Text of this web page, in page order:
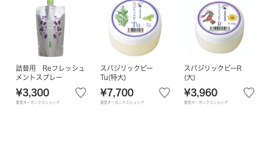
詰替用 Reフレッシュ
メントスプレー
¥3,300
豊受オーガニクスショップ
スパジリックビー
Tu(特大)
¥7,700
豊受オーガニクスショップ
スパジリックビーR
(大)
¥3,960
豊受オーガニクスショップ